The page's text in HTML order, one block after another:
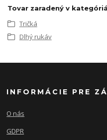
Tovar zaradený v
Tričká
Dlhý rukáv
INFORMÁCIE PRE
O nás
GDPR